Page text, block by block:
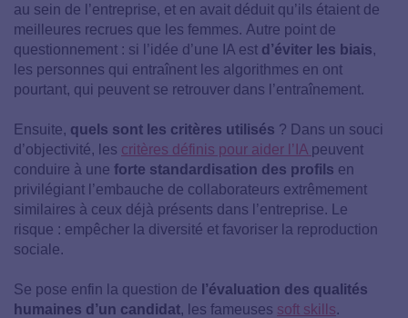
au sein de l’entreprise, et en avait déduit qu’ils étaient de
meilleures recrues que les femmes. Autre point de
questionnement : si l’idée d’une IA est d’éviter les biais,
les personnes qui entraînent les algorithmes en ont
pourtant, qui peuvent se retrouver dans l’entraînement.
Ensuite, quels sont les critères utilisés ? Dans un souci
d’objectivité, les critères définis pour aider l’IA peuvent
conduire à une forte standardisation des profils en
privilégiant l’embauche de collaborateurs extrêmement
similaires à ceux déjà présents dans l’entreprise. Le
risque : empêcher la diversité et favoriser la reproduction
sociale.
Se pose enfin la question de l’évaluation des qualités
humaines d’un candidat, les fameuses soft skills.